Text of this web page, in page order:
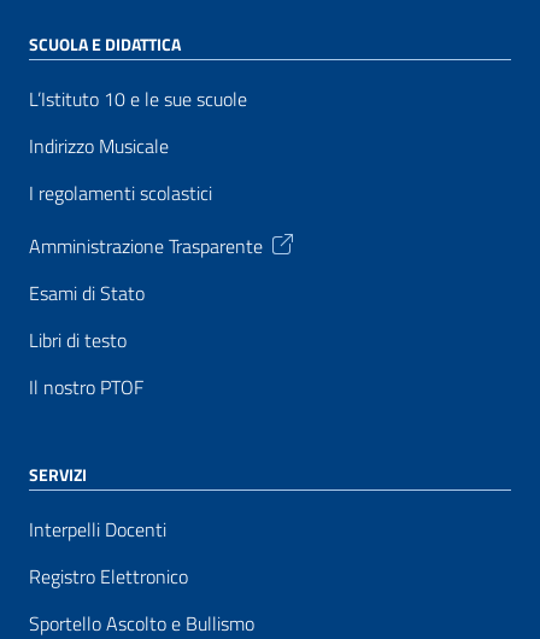
SCUOLA E DIDATTICA
L’Istituto 10 e le sue scuole
Indirizzo Musicale
I regolamenti scolastici
Amministrazione Trasparente
Esami di Stato
Libri di testo
Il nostro PTOF
SERVIZI
Interpelli Docenti
Registro Elettronico
Sportello Ascolto e Bullismo